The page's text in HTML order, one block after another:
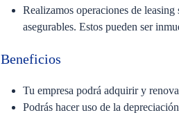
Realizamos operaciones de
asegurables. Estos pueden ser
Beneficios
Tu empresa podrá adquirir y
Podrás hacer uso de la